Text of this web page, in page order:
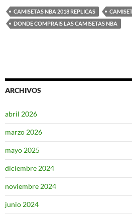
CAMISETAS NBA 2018 REPLICAS
DONDE COMPRAIS LAS CAMISETAS NBA
ARCHIVOS
abril 2026
marzo 2026
mayo 2025
diciembre 2024
noviembre 2024
junio 2024